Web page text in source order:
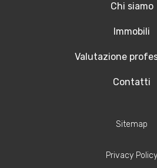
Chi siamo
Immobili
Valutazione
Contatti
Sitemap
Privacy Policy